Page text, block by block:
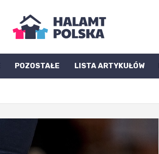
POZOSTAŁE LISTA ARTYKUŁÓW